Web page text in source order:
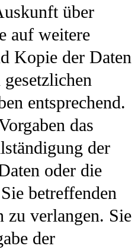
über
auf weitere
Kopie der Daten
entsprechend.
das
der
oder die
betreffenden
zu verlangen. Sie
der